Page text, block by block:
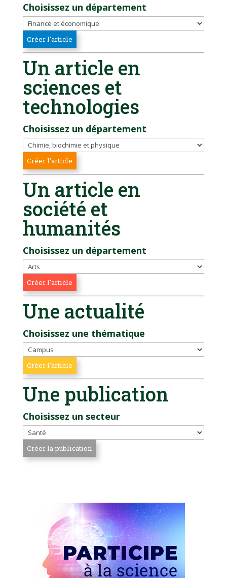
Choisissez un département
Un article en
sciences et
technologies
Choisissez un département
Un article en
société et
humanités
Choisissez un département
Une actualité
Choisissez une thématique
Une publication
Choisissez un secteur